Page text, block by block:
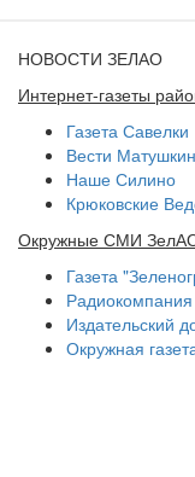
НОВОСТИ ЗЕЛАО
Интернет-газеты
Газета Савелки
Вести
Наше Силино
Крюковские
Окружные СМИ
Газета
Издательский
Окружная